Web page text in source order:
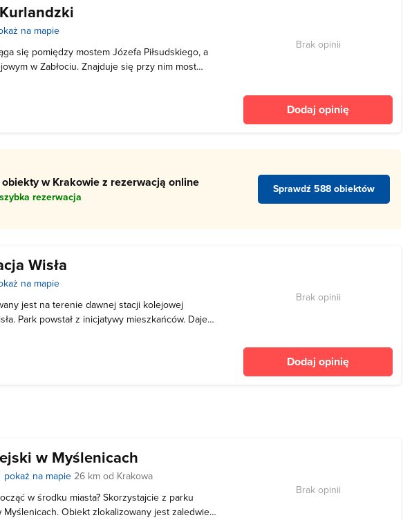
na mapie
się pomiędzy mostem Józefa Piłsudskiego, a
w Zabłociu. Znajduje się przy nim most
Brak opinii
Dodaj opinię
w Krakowie z rezerwacją online
rezerwacja
Sprawdź 588 obiektów
Wisła
na mapie
jest na terenie dawnej stacji kolejowej
Park powstał z inicjatywy mieszkańców. Daje
Brak opinii
Dodaj opinię
w Myślenicach
pokaż na mapie26 km od Krakowa
w środku miasta? Skorzystajcie z parku
Myślenicach. Obiekt zlokalizowany jest zaledwie
Brak opinii